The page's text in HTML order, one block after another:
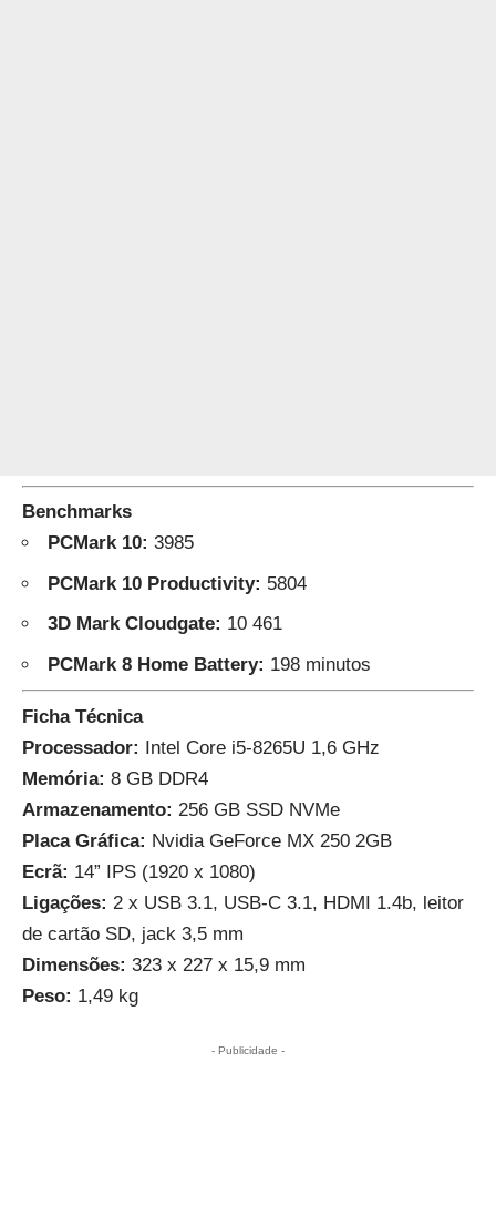
Benchmarks
PCMark 10: 3985
PCMark 10 Productivity: 5804
3D Mark Cloudgate: 10 461
PCMark 8 Home Battery: 198 minutos
Ficha Técnica
Processador: Intel Core i5-8265U 1,6 GHz
Memória: 8 GB DDR4
Armazenamento: 256 GB SSD NVMe
Placa Gráfica: Nvidia GeForce MX 250 2GB
Ecrã: 14” IPS (1920 x 1080)
Ligações: 2 x USB 3.1, USB-C 3.1, HDMI 1.4b, leitor
de cartão SD, jack 3,5 mm
Dimensões: 323 x 227 x 15,9 mm
Peso: 1,49 kg
- Publicidade -